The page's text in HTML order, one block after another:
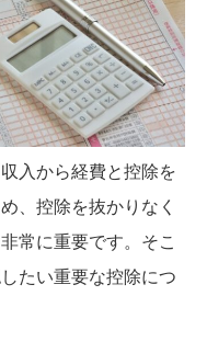
入から経費と控除を
、控除を抜かりなく
常に重要です。そこ
たい重要な控除につ